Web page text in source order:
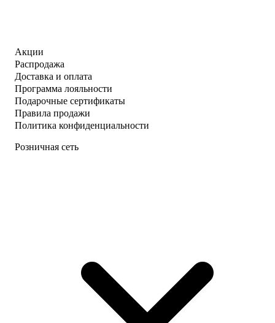
Акции
Распродажа
Доставка и оплата
Программа лояльности
Подарочные сертификаты
Правила продажи
Политика конфиденциальности
Розничная сеть